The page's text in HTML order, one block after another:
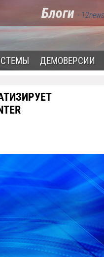
Блоги -
ДЕМОВЕРСИИ